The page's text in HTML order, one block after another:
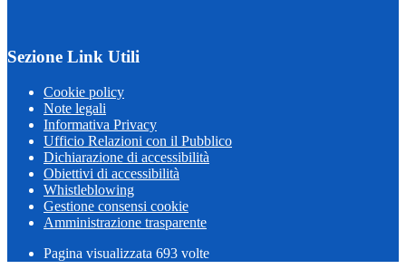
Sezione Link Utili
Cookie policy
Note legali
Informativa Privacy
Ufficio Relazioni con il Pubblico
Dichiarazione di accessibilità
Obiettivi di accessibilità
Whistleblowing
Gestione consensi cookie
Amministrazione trasparente
Pagina visualizzata 693 volte